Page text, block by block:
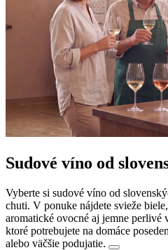
Sudové víno od
Vyberte si sudové víno od
chuti. V ponuke nájdete svieže
aromatické ovocné aj jemne perlivé
ktoré potrebujete na domáce
alebo väčšie podujatie.